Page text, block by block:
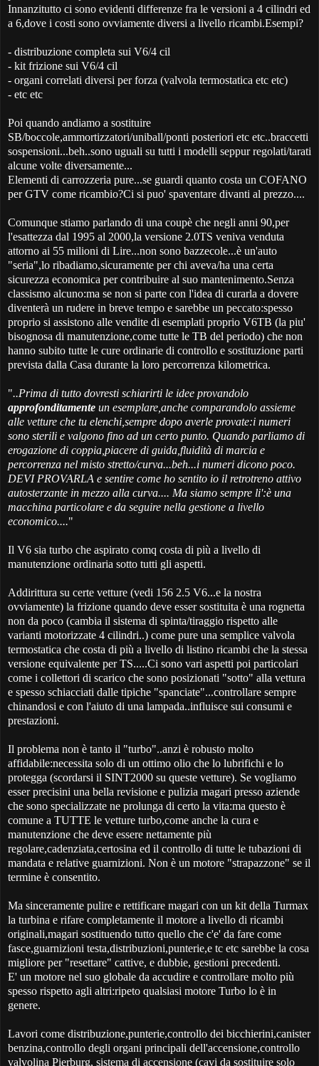
Innanzitutto ci sono evidenti differenze fra le versioni a 4 cilindri ed
a 6,dove i costi sono ovviamente diversi a livello ricambi.Esempi?
- distribuzione completa sui V6/4 cil
- kit frizione sui V6/4 cil
- organi correlati diversi per forza (valvola termostatica etc etc)
- etc etc
Poi quando andiamo a sostituire
SB/boccole,ammortizzatori/uniball/ponti posteriori etc etc..braccetti
sospensioni...beh..sono uguali su tutti i modelli seppur regolati/tarati
alcune volte diversamente...
Elementi di carrozzeria pure...se guardi quanto costa un COFANO
per GTV come ricambio?Ci si puo' spaventare divanti al prezzo....
Comunque stiamo parlando di una coupè che negli anni 90,per
l'esattezza dal 1995 al 2000,la versione 2.0TS veniva venduta
attorno ai 55 milioni di Lire...non sono bazzecole...è un'auto
"seria",lo ribadiamo,sicuramente per chi aveva/ha una certa
sicurezza economica per contribuire al suo mantenimento.Senza
classismo alcuno:ma se non si parte con l'idea di curarla a dovere
diventerà un rudere in breve tempo e sarebbe un peccato:spesso
proprio si assistono alle vendite di esemplati proprio V6TB (la piu'
bisognosa di manutenzione,come tutte le TB del periodo) che non
hanno subito tutte le cure ordinarie di controllo e sostituzione parti
prevista dalla Casa durante la loro percorrenza kilometrica.
"..Prima di tutto dovresti schiarirti le idee provandolo
approfonditamente un esemplare,anche comparandolo assieme
alle vetture che tu elenchi,sempre dopo averle provate:i numeri
sono sterili e valgono fino ad un certo punto. Quando parliamo di
erogazione di coppia,piacere di guida,fluidità di marcia e
percorrenza nel misto stretto/curva...beh...i numeri dicono poco.
DEVI PROVARLA e sentire come ho sentito io il retrotreno attivo
autosterzante in mezzo alla curva.... Ma siamo sempre li':è una
macchina particolare e da seguire nella gestione a livello
economico...."
Il V6 sia turbo che aspirato comq costa di più a livello di
manutenzione ordinaria sotto tutti gli aspetti.
Addirittura su certe vetture (vedi 156 2.5 V6...e la nostra
ovviamente) la frizione quando deve esser sostituita è una rognetta
non da poco (cambia il sistema di spinta/tiraggio rispetto alle
varianti motorizzate 4 cilindri..) come pure una semplice valvola
termostatica che costa di più a livello di listino ricambi che la stessa
versione equivalente per TS.....Ci sono vari aspetti poi particolari
come i collettori di scarico che sono posizionati "sotto" alla vettura
e spesso schiacciati dalle tipiche "spanciate"...controllare sempre
chinandosi e con l'aiuto di una lampada..influisce sui consumi e
prestazioni.
Il problema non è tanto il "turbo"..anzi è robusto molto
affidabile:necessita solo di un ottimo olio che lo lubrifichi e lo
protegga (scordarsi il SINT2000 su queste vetture). Se vogliamo
esser precisini una bella revisione e pulizia magari presso aziende
che sono specializzate ne prolunga di certo la vita:ma questo è
comune a TUTTE le vetture turbo,come anche la cura e
manutenzione che deve essere nettamente più
regolare,cadenziata,certosina ed il controllo di tutte le tubazioni di
mandata e relative guarnizioni. Non è un motore "strapazzone" se il
termine è consentito.
Ma sinceramente pulire e rettificare magari con un kit della Turmax
la turbina e rifare completamente il motore a livello di ricambi
originali,magari sostituendo tutto quello che c'e' da fare come
fasce,guarnizioni testa,distribuzioni,punterie,e tc etc sarebbe la cosa
migliore per "resettare" cattive, e dubbie, gestioni precedenti.
E' un motore nel suo globale da accudire e controllare molto più
spesso rispetto agli altri:ripeto qualsiasi motore Turbo lo è in
genere.
Lavori come distribuzione,punterie,controllo dei bicchierini,canister
benzina,controllo degli organi principali dell'accensione,controllo
valvolina Pierburg, sistema di accensione (cavi da sostituire solo